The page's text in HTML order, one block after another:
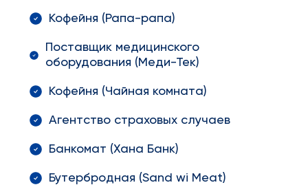
Кофейня (Рапа-рапа)
Поставщик медицинского
оборудования (Меди-Тек)
Кофейня (Чайная комната)
Агентство страховых случаев
Банкомат (Хана Банк)
Бутербродная (Sand wi Meat)